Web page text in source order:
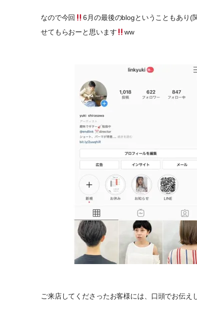
なので今回 6月の最後のblogということもあり(
せてもらおーと思います
ww
ご来店してくださったお客様には、口頭でお伝え